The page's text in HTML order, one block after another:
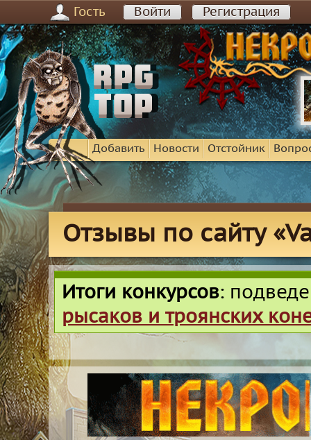
Гость Войти Регистрация
Добавить Новости Отстойник
Отзывы по сайту
Итоги конкурсов:
рысаков и троянских